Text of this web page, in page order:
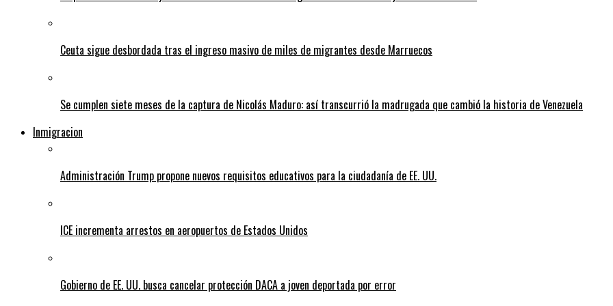
Ceuta sigue desbordada tras el ingreso masivo de miles de migrantes desde Marruecos
Se cumplen siete meses de la captura de Nicolás Maduro: así transcurrió la madrugada que cambió la historia de Venezuela
Inmigracion
Administración Trump propone nuevos requisitos educativos para la ciudadanía de EE. UU.
ICE incrementa arrestos en aeropuertos de Estados Unidos
Gobierno de EE. UU. busca cancelar protección DACA a joven deportada por error